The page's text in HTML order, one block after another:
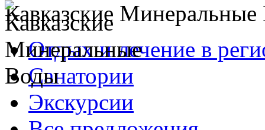
Кавказские
Отдых и лечение в
Санатории
Экскурсии